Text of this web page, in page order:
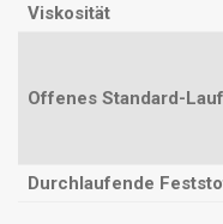
Viskosität
Offenes Standard-
Durchlaufende